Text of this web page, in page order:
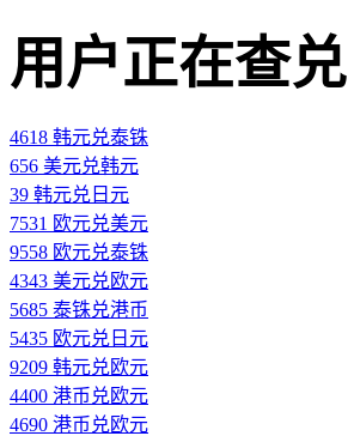
用户正在查兑
4618 韩元兑泰铢
656 美元兑韩元
39 韩元兑日元
7531 欧元兑美元
9558 欧元兑泰铢
4343 美元兑欧元
5685 泰铢兑港币
5435 欧元兑日元
9209 韩元兑欧元
4400 港币兑欧元
4690 港币兑欧元